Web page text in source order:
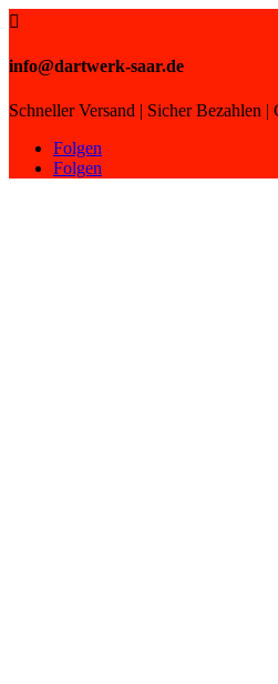

info@dartwerk-saar.de
Schneller Versand | Sicher Bezahlen
Folgen
Folgen